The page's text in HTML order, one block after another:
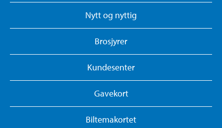
Nytt og nyttig
Brosjyrer
Kundesenter
Gavekort
Biltemakortet